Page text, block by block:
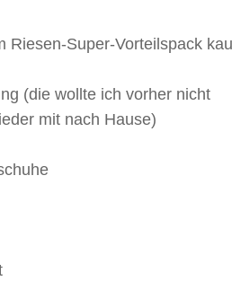
Riesen-Super-Vorteilspack
(die wollte ich vorher nicht
mit nach Hause)